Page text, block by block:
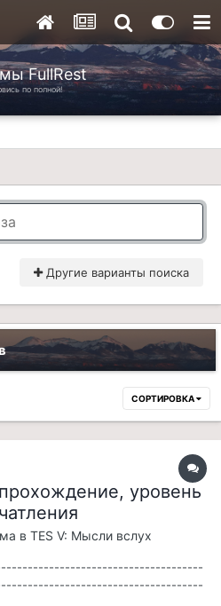
FullRest
по полной!
Другие варианты поиска
СОРТИРОВКА
уровень
в TES V: Мысли вслух